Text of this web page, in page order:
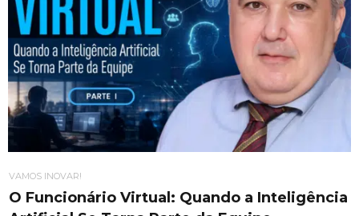
VAMOS INOVAR!
O Funcionário Virtual: Quando a Inteligência